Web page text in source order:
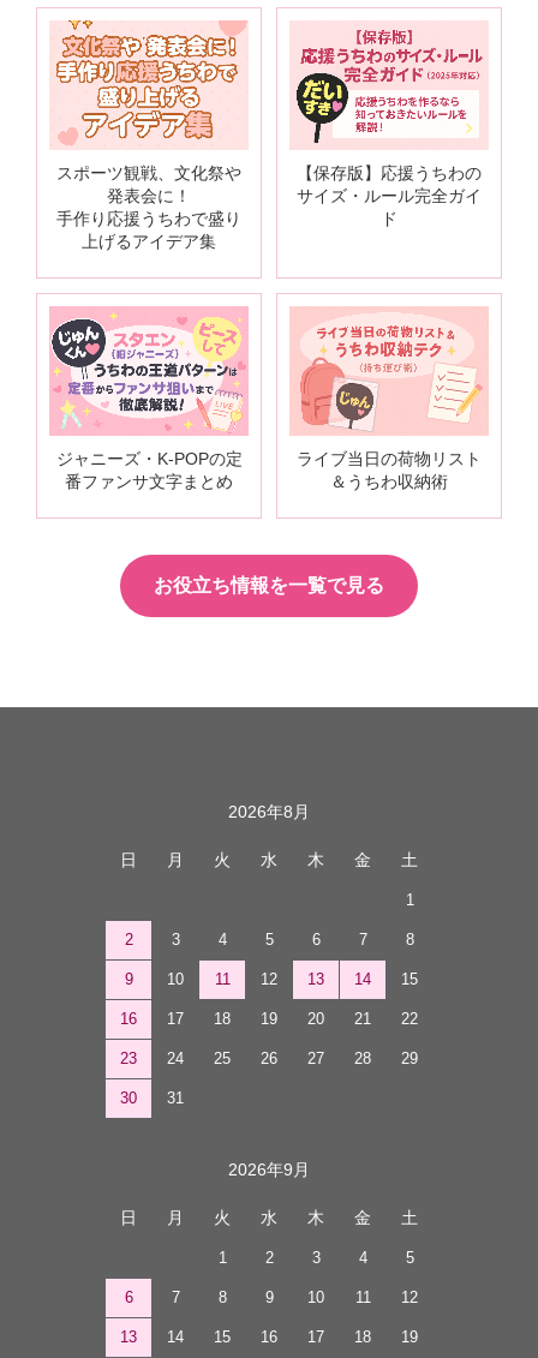
スポーツ観戦、文化祭や
発表会に！
手作り応援うちわで盛り
上げるアイデア集
【保存版】応援うちわの
サイズ・ルール完全ガイ
ド
ジャニーズ・K-POPの定
番ファンサ文字まとめ
ライブ当日の荷物リスト
＆うちわ収納術
お役立ち情報を一覧で見る
2026年8月
日 月 火 水 木 金 土
1
2 3 4 5 6 7 8
9 10 11 12 13 14 15
16 17 18 19 20 21 22
23 24 25 26 27 28 29
30 31
2026年9月
日 月 火 水 木 金 土
1 2 3 4 5
6 7 8 9 10 11 12
13 14 15 16 17 18 19